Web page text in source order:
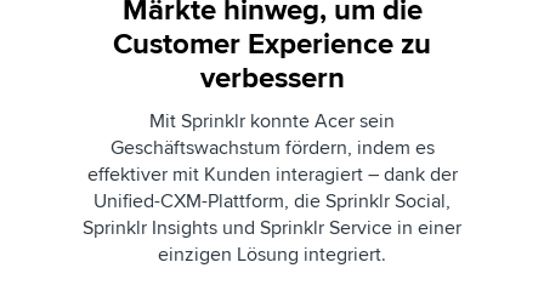
Märkte hinweg, um die
Customer Experience zu
verbessern
Mit Sprinklr konnte Acer sein
Geschäftswachstum fördern, indem es
effektiver mit Kunden interagiert – dank der
Unified-CXM-Plattform, die Sprinklr Social,
Sprinklr Insights und Sprinklr Service in einer
einzigen Lösung integriert.